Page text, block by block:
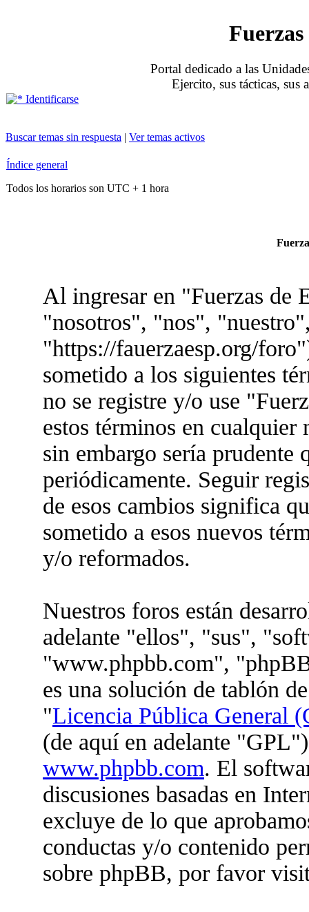
Portal dedicado a las
Ejercito, sus tácticas, sus
Identificarse
Buscar temas sin respuesta | Ver temas activos
Índice general
Todos los horarios son UTC + 1 hora
Al ingresar en "Fuerzas de
"nosotros", "nos",
"https://fauerzaesp.org/
sometido a los siguientes
no se registre y/o use
estos términos en
sin embargo sería prudente
periódicamente. Seguir
de esos cambios significa
sometido a esos nuevos
y/o reformados.
Nuestros foros están
adelante "ellos", "sus",
"www.phpbb.com",
es una solución de tablón
"Licencia Pública General
(de aquí en adelante
www.phpbb.com. El
discusiones basadas en
excluye de lo que
conductas y/o contenido
sobre phpBB, por favor